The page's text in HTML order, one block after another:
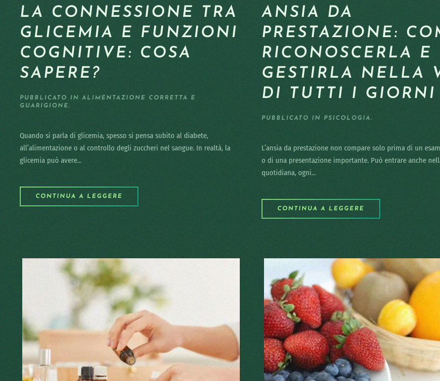
LA CONNESSIONE TRA
GLICEMIA E FUNZIONI
COGNITIVE: COSA
SAPERE?
PUBBLICATO IN ALIMENTAZIONE CORRETTA E
GUARIGIONE.
Quando si parla di glicemia, spesso si pensa subito al diabete,
all’alimentazione o al controllo degli zuccheri nel sangue. In realtà, la
glicemia può avere...
CONTINUA A LEGGERE
ANSIA DA
PRESTAZIONE:
RICONOSCERLA E
GESTIRLA NELLA
DI TUTTI I GIORNI
PUBBLICATO IN PSICOLOGIA.
L’ansia da prestazione non compare solo prima di un
o di una presentazione importante. Può entrare anche
quotidiana, ogni...
CONTINUA A LEGGERE